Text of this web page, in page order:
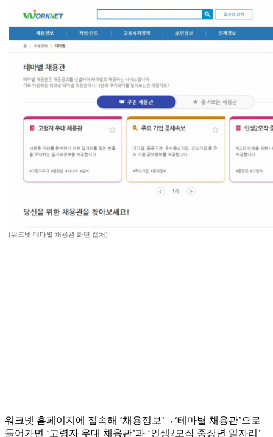
(워크넷 테마별 채용관 화면 캡처)
워크넷 홈페이지에 접속해 ‘채용정보’→‘테마별 채용관’으로
들어가면 ‘고령자 우대 채용관’과 ‘인생2모작 중장년 일자리’